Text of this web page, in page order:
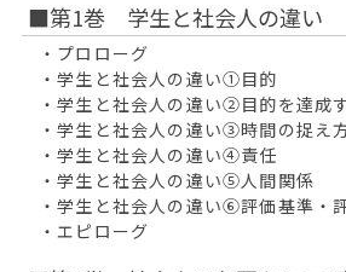
■第1巻 学生と社会人の違い
・プロローグ
・学生と社会人の違い①目的
・学生と社会人の違い②目的を達成
・学生と社会人の違い③時間の捉え
・学生と社会人の違い④責任
・学生と社会人の違い⑤人間関係
・学生と社会人の違い⑥評価基準・
・エピローグ